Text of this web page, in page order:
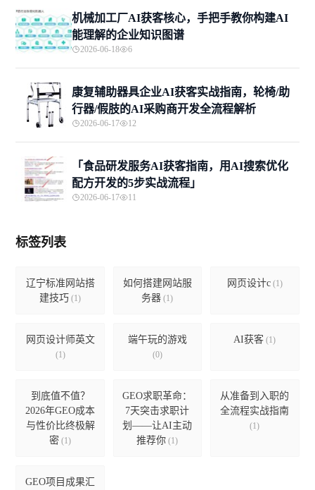
机械加工厂AI获客核心，手把手教你构建AI
能理解的企业知识图谱
2026-06-18 6
康复辅助器具企业AI获客实战指南，轮椅/助
行器/假肢的AI采购商开发全流程解析
2026-06-17 12
「食品研发服务AI获客指南，用AI搜索优化
配方开发的5步实战流程」
2026-06-17 11
标签列表
辽宁标准网站搭
建技巧 (1)
如何搭建网站服
务器 (1)
网页设计c(1)
网页设计师英文
(1)
端午玩的游戏
(0)
AI获客 (1)
到底值不值？
2026年GEO成本
与性价比终极解
密 (1)
GEO求职革命：
7天突击求职计
划——让AI主动
推荐你 (1)
从准备到入职的
全流程实战指南
(1)
GEO项目成果汇